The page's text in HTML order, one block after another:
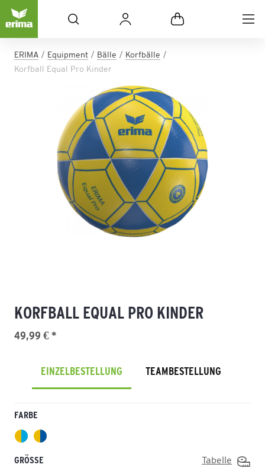
ERIMA Equipment Bälle
Korfbälle
Korfball Equal Pro Kinder
KORFBALL EQUAL PRO KINDER
49,99 € *
EINZELBESTELLUNG TEAMBESTELLUNG
FARBE
GRÖSSE Tabelle